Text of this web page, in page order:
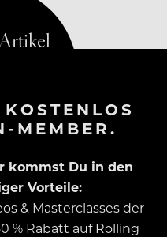
MEMBER.
kommst Du in den
Vorteile:
& Masterclasses der
% Rabatt auf Rolling